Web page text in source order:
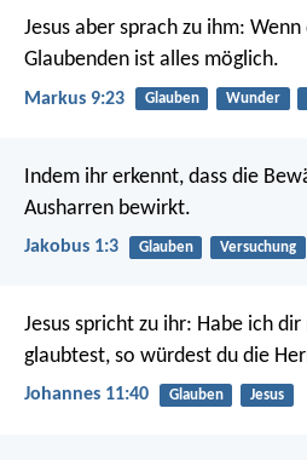
Jesus aber sprach zu ihm:
Glaubenden ist alles möglich.
Markus 9:23 Glauben Wunder
Indem ihr erkennt, dass die
Ausharren bewirkt.
Jakobus 1:3 Glauben Versuchung
Jesus spricht zu ihr: Habe ich
glaubtest, so würdest du die
Johannes 11:40 Glauben Jesus